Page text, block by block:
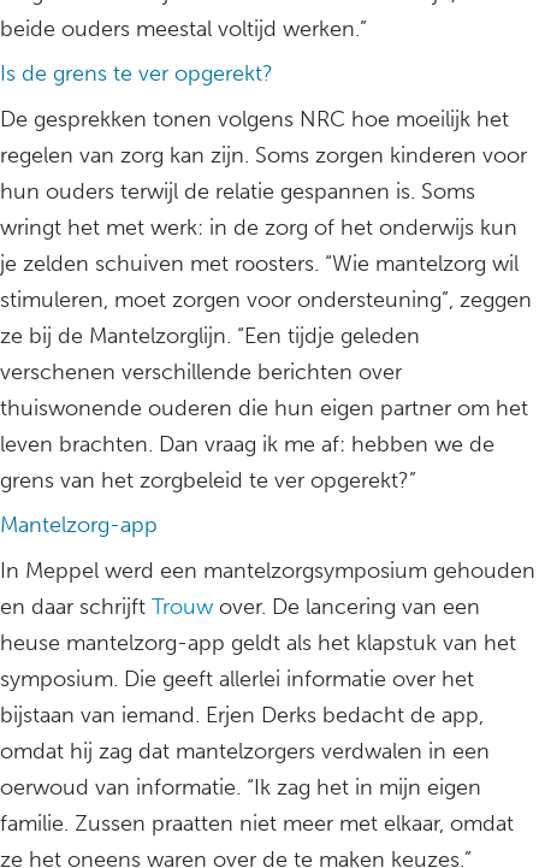
beide ouders meestal voltijd werken.”
Is de grens te ver opgerekt?
De gesprekken tonen volgens NRC hoe moeilijk het
regelen van zorg kan zijn. Soms zorgen kinderen voor
hun ouders terwijl de relatie gespannen is. Soms
wringt het met werk: in de zorg of het onderwijs kun
je zelden schuiven met roosters. “Wie mantelzorg wil
stimuleren, moet zorgen voor ondersteuning”, zeggen
ze bij de Mantelzorglijn. “Een tijdje geleden
verschenen verschillende berichten over
thuiswonende ouderen die hun eigen partner om het
leven brachten. Dan vraag ik me af: hebben we de
grens van het zorgbeleid te ver opgerekt?”
Mantelzorg-app
In Meppel werd een mantelzorgsymposium gehouden
en daar schrijft Trouw over. De lancering van een
heuse mantelzorg-app geldt als het klapstuk van het
symposium. Die geeft allerlei informatie over het
bijstaan van iemand. Erjen Derks bedacht de app,
omdat hij zag dat mantelzorgers verdwalen in een
oerwoud van informatie. “Ik zag het in mijn eigen
familie. Zussen praatten niet meer met elkaar, omdat
ze het oneens waren over de te maken keuzes.”